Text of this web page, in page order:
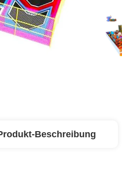
Beschreibung